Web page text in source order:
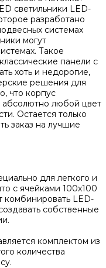
светильники LED-
разработано
системах
могут
Такое
панели с
хоть и недорогие,
решения для
что корпус
абсолютно любой цвет
Остается только
заказ на лучшие
для легкого и
с ячейками 100х100
комбинировать LED-
собственные
комплектом из
количества